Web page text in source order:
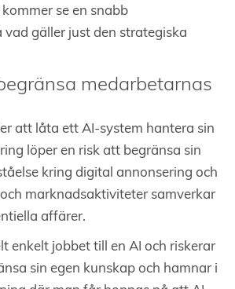
se en snabb
vad gäller just den strategiska
medarbetarnas
att låta ett AI-system hantera sin
löper en risk att begränsa sin
kring digital annonsering och
marknadsaktiviteter samverkar
affärer.
enkelt jobbet till en AI och riskerar
sin egen kunskap och hamnar i